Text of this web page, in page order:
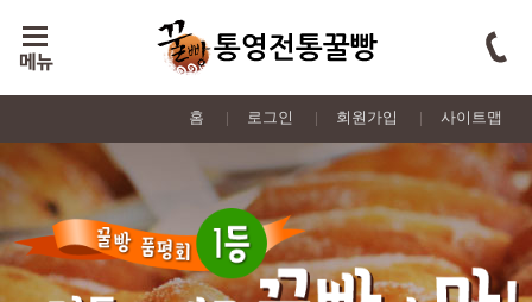
홈 | 로그인 | 회원가입 | 사이트맵